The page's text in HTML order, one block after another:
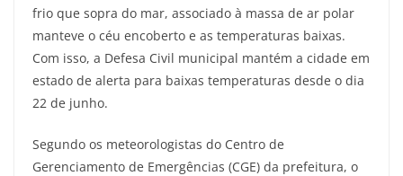
frio que sopra do mar, associado à massa de ar polar
manteve o céu encoberto e as temperaturas baixas.
Com isso, a Defesa Civil municipal mantém a cidade em
estado de alerta para baixas temperaturas desde o dia
22 de junho.
Segundo os meteorologistas do Centro de
Gerenciamento de Emergências (CGE) da prefeitura, o